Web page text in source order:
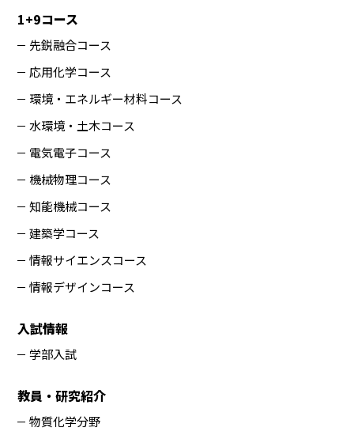
1+9コース
先鋭融合コース
応用化学コース
環境・エネルギー材料コース
水環境・土木コース
電気電子コース
機械物理コース
知能機械コース
建築学コース
情報サイエンスコース
情報デザインコース
入試情報
学部入試
教員・研究紹介
物質化学分野